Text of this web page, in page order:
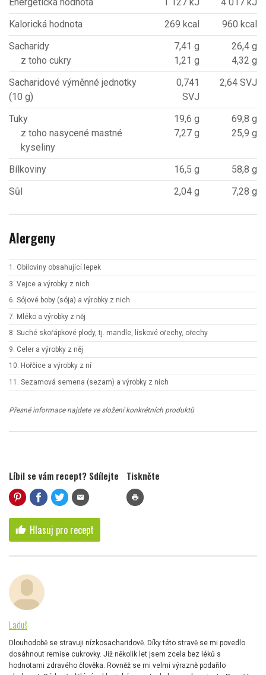
Kalorická hodnota
269 kcal
960 kcal
Sacharidy
z toho cukry
7,41 g
1,21 g
26,4 g
4,32 g
Sacharidové výměnné jednotky
(10 g)
0,741
SVJ
2,64 SVJ
Tuky
z toho nasycené mastné
kyseliny
19,6 g
7,27 g
69,8 g
25,9 g
Bílkoviny 16,5 g
58,8 g
Sůl
2,04 g 7,28 g
Alergeny
1. Obiloviny obsahující lepek
3. Vejce a výrobky z nich
6. Sójové boby (sója) a výrobky z nich
7. Mléko a výrobky z něj
8. Suché skořápkové plody, tj. mandle, lískové ořechy, ořechy
9. Celer a výrobky z něj
10. Hořčice a výrobky z ní
11. Sezamová semena (sezam) a výrobky z nich
Přesné informace najdete ve složení konkrétních produktů
Líbil se vám recept? Sdílejte
mail
Tiskněte
print
thumb_up Hlasuj pro recept
Laduš
Dlouhodobě se stravuji nízkosacharidově. Díky této stravě se mi povedlo
dosáhnout remise cukrovky. Již několik let jsem zcela bez léků s
hodnotami zdravého člověka. Rovněž se mi velmi výrazně podařilo